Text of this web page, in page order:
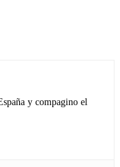
y compagino el